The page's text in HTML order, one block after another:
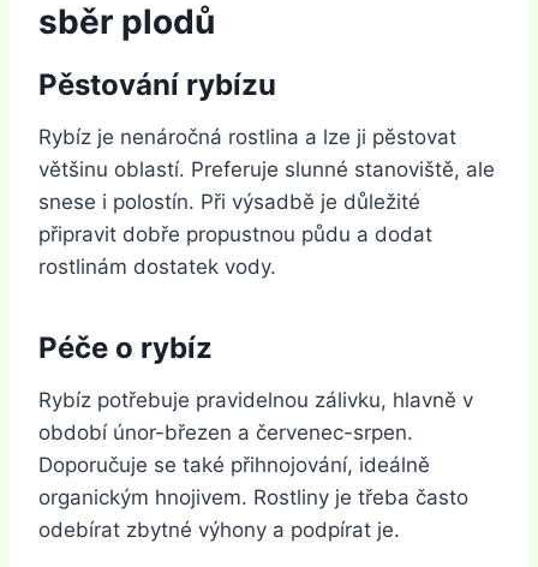
sběr plodů
Pěstování rybízu
Rybíz je nenáročná rostlina a lze ji pěstovat
většinu oblastí. Preferuje slunné stanoviště, ale
snese i polostín. Při výsadbě je důležité
připravit dobře propustnou půdu a dodat
rostlinám dostatek vody.
Péče o rybíz
Rybíz potřebuje pravidelnou zálivku, hlavně v
období únor-březen a červenec-srpen.
Doporučuje se také přihnojování, ideálně
organickým hnojivem. Rostliny je třeba často
odebírat zbytné výhony a podpírat je.